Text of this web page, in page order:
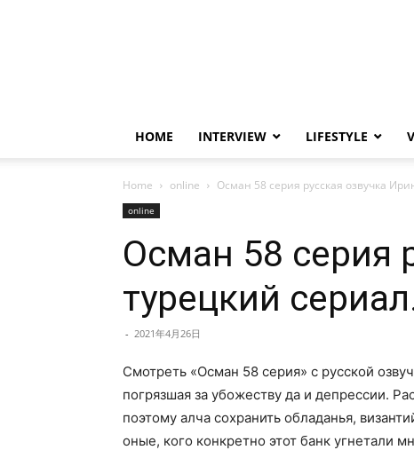
HOME INTERVIEW LIFESTYLE
Home online Осман 58 серия русская озвучка
online
Осман 58 серия
турецкий
- 2021年4月26日
Смотреть «Осман 58 серия» с русской
погрязшая за убожеству да и депрессии.
поэтому алча сохранить обладанья,
оные, кого конкретно этот банк угнетали